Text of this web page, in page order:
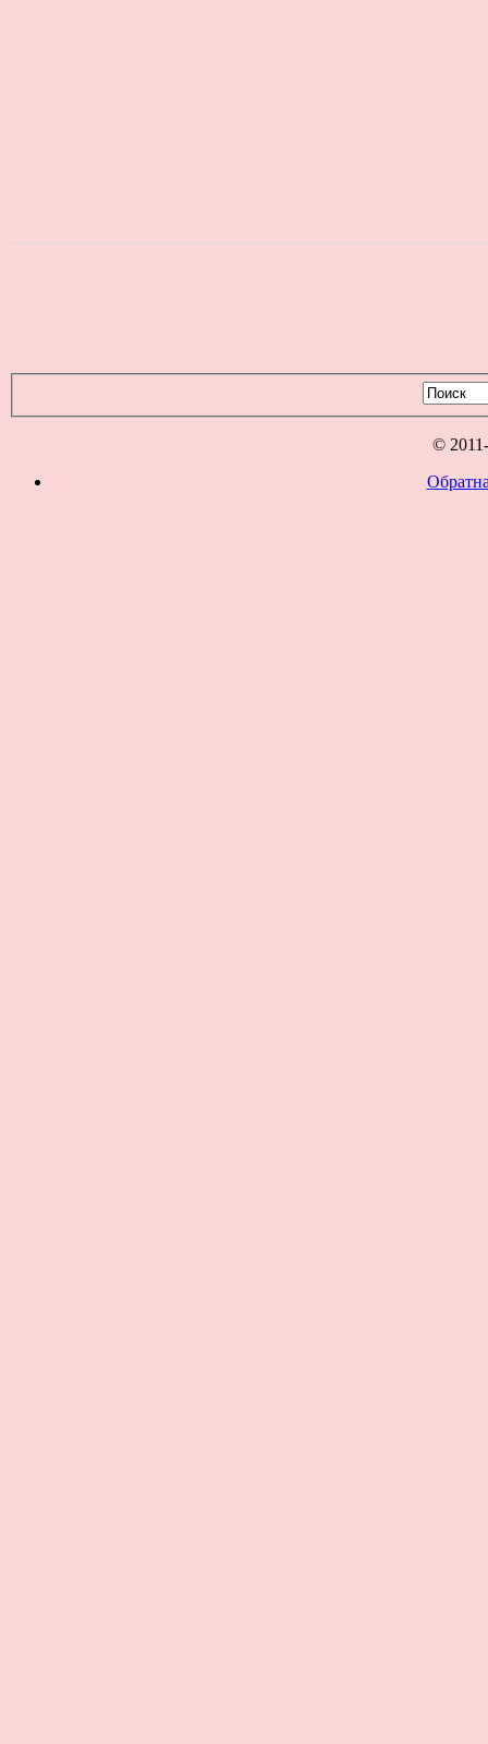
©